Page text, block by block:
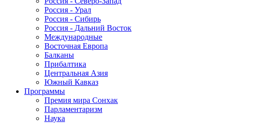
Россия - Урал
Россия - Сибирь
Россия - Дальний Восток
Международные
Восточная Европа
Балканы
Прибалтика
Центральная Азия
Южный Кавказ
Программы
Премия мира Сонхак
Парламентаризм
Наука